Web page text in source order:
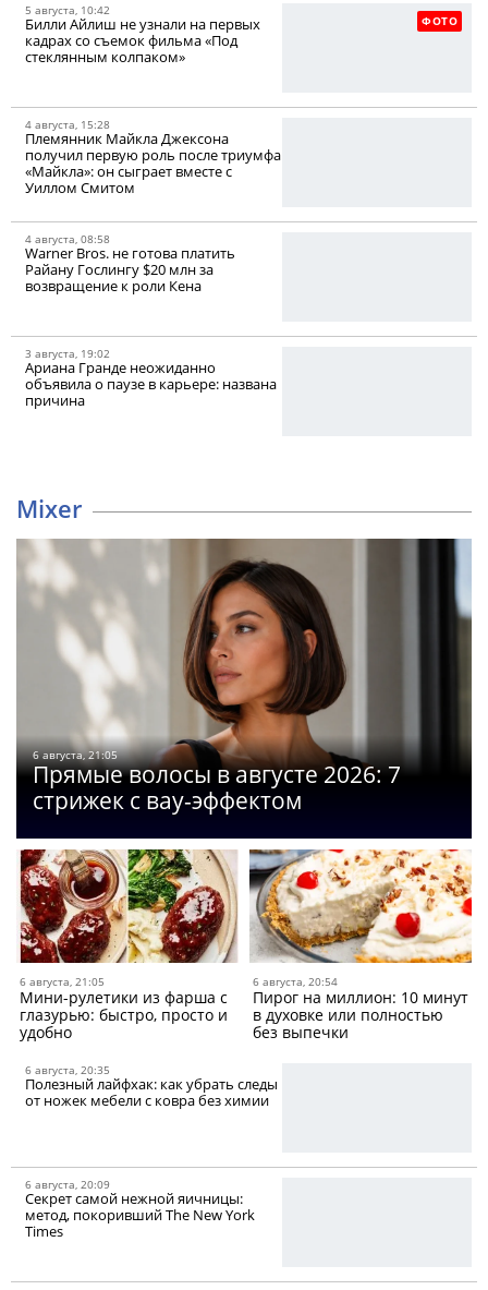
ФОТО
5 августа, 10:42
Билли Айлиш не узнали на первых
кадрах со съемок фильма «Под
стеклянным колпаком»
4 августа, 15:28
Племянник Майкла Джексона
получил первую роль после триумфа
«Майкла»: он сыграет вместе с
Уиллом Смитом
4 августа, 08:58
Warner Bros. не готова платить
Райану Гослингу $20 млн за
возвращение к роли Кена
3 августа, 19:02
Ариана Гранде неожиданно
объявила о паузе в карьере: названа
причина
Mixer
6 августа, 21:05
Прямые волосы в августе 2026: 7
стрижек с вау-эффектом
6 августа, 21:05
Мини-рулетики из фарша c
глазурью: быстро, просто и
удобно
6 августа, 20:54
Пирог на миллион: 10 минут
в духовке или полностью
без выпечки
6 августа, 20:35
Полезный лайфхак: как убрать следы
от ножек мебели с ковра без химии
6 августа, 20:09
Секрет самой нежной яичницы:
метод, покоривший The New York
Times